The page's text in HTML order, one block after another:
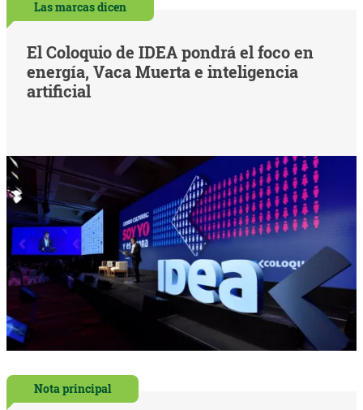
Las marcas dicen
El Coloquio de IDEA pondrá el foco en
energía, Vaca Muerta e inteligencia
artificial
Nota principal